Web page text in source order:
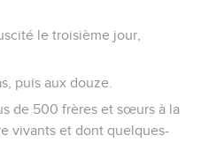
le troisième jour,
puis aux douze.
de 500 frères et sœurs à la
vivants et dont quelques-